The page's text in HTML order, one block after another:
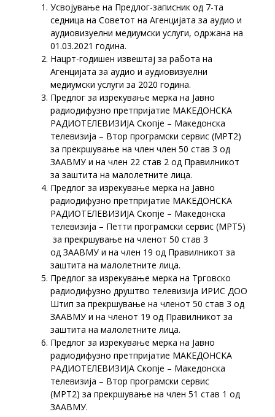
Усвојување на Предлог-записник од 7-та
седница на Советот на Агенцијата за аудио и
аудиовизуелни медиумски услуги, одржана на
01.03.2021 година.
Нацрт-годишен извештај за работа на
Агенцијата за аудио и аудиовизуелни
медиумски услуги за 2020 година.
Предлог за изрекување мерка на Јавно
радиодифузно претпријатие МАКЕДОНСКА
РАДИОТЕЛЕВИЗИЈА Скопје – Македонска
телевизија – Втор програмски сервис (МРТ2)
за прекршување на член член 50 став 3 од
ЗААВМУ и на член 22 став 2 од Правилникот
за заштита на малолетните лица.
Предлог за изрекување мерка на Јавно
радиодифузно претпријатие МАКЕДОНСКА
РАДИОТЕЛЕВИЗИЈА Скопје – Македонска
телевизија – Петти програмски сервис (МРТ5)
за прекршување на членот 50 став 3
од ЗААВМУ и на член 19 од Правилникот за
заштита на малолетните лица.
Предлог за изрекување мерка на Трговско
радиодифузно друштво телевизија ИРИС ДОО
Штип за прекршување на членот 50 став 3 од
ЗААВМУ и на членот 19 од Правилникот за
заштита на малолетните лица.
Предлог за изрекување мерка на Јавно
радиодифузно претпријатие МАКЕДОНСКА
РАДИОТЕЛЕВИЗИЈА Скопје – Македонска
телевизија – Втор програмски сервис
(МРТ2) за прекршување на член 51 став 1 од
ЗААВМУ.